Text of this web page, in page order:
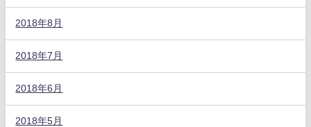
2018年8月
2018年7月
2018年6月
2018年5月